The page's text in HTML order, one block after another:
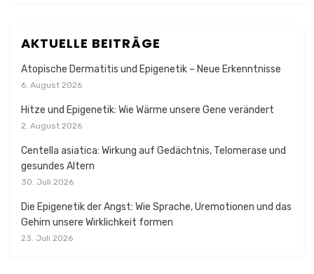
AKTUELLE BEITRÄGE
Atopische Dermatitis und Epigenetik – Neue Erkenntnisse
6. August 2026
Hitze und Epigenetik: Wie Wärme unsere Gene verändert
2. August 2026
Centella asiatica: Wirkung auf Gedächtnis, Telomerase und
gesundes Altern
30. Juli 2026
Die Epigenetik der Angst: Wie Sprache, Uremotionen und das
Gehirn unsere Wirklichkeit formen
23. Juli 2026